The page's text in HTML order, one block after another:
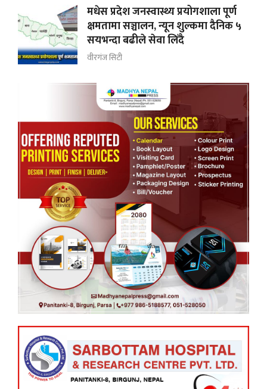
मधेस प्रदेश जनस्वास्थ्य प्रयोगशाला पूर्ण
क्षमतामा सञ्चालन, न्यून शुल्कमा दैनिक ५
सयभन्दा बढीले सेवा लिँदै
वीरगंज सिटी